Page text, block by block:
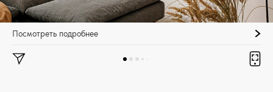
Посмотреть подробнее